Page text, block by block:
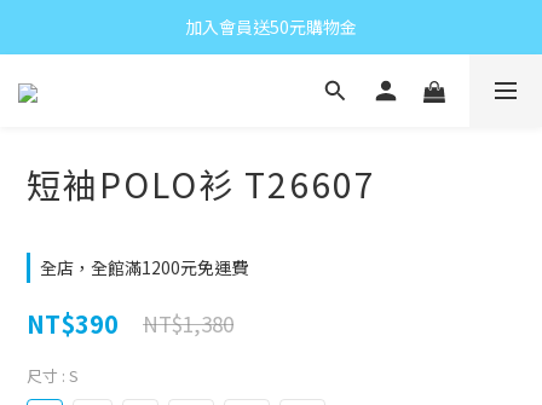
加入會員送50元購物金
短袖POLO衫 T26607
全店，全館滿1200元免運費
NT$390 NT$1,380
尺寸 : S